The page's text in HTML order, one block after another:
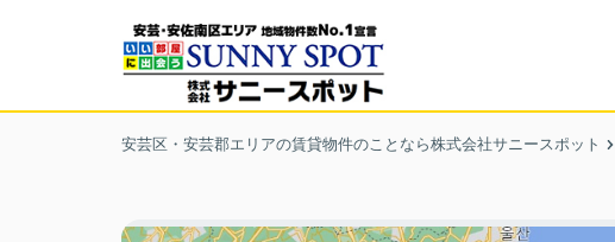
安芸区・安芸郡エリアの賃貸物件のことなら株式会社サニースポット